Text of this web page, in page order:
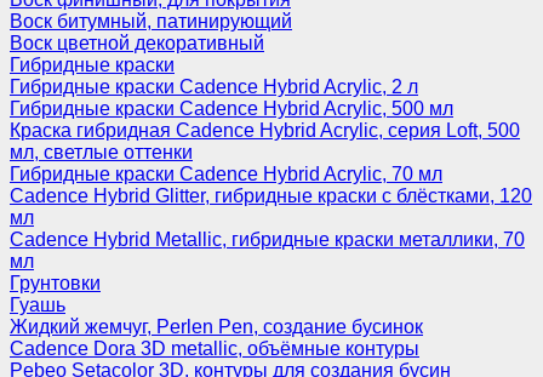
Воск битумный, патинирующий
Воск цветной декоративный
Гибридные краски
Гибридные краски Cadence Hybrid Acrylic, 2 л
Гибридные краски Cadence Hybrid Acrylic, 500 мл
Краска гибридная Cadence Hybrid Acrylic, серия Loft, 500
мл, светлые оттенки
Гибридные краски Cadence Hybrid Acrylic, 70 мл
Cadence Hybrid Glitter, гибридные краски с блёстками, 120
мл
Cadence Hybrid Metallic, гибридные краски металлики, 70
мл
Грунтовки
Гуашь
Жидкий жемчуг, Perlen Pen, создание бусинок
Cadence Dora 3D metallic, объёмные контуры
Pebeo Setacolor 3D, контуры для создания бусин